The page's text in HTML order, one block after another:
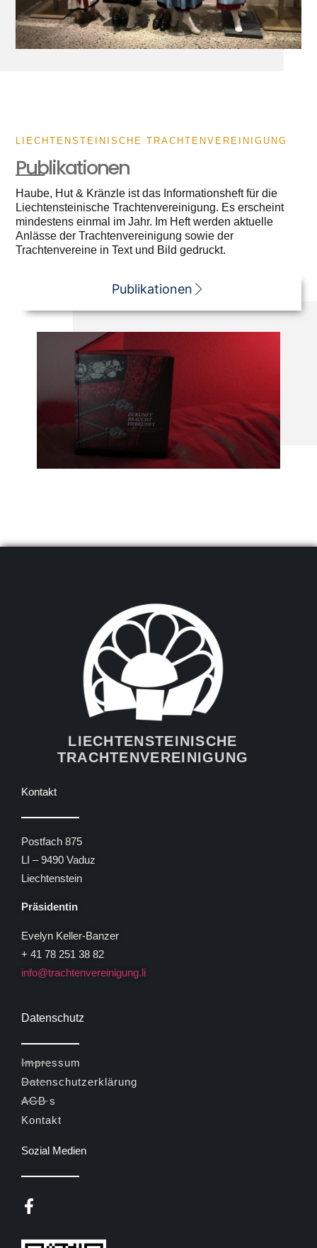
LIECHTENSTEINISCHE TRACHTENVEREINIGUNG
Publikationen
Haube, Hut & Kränzle ist das Informationsheft für die
Liechtensteinische Trachtenvereinigung. Es erscheint
mindestens einmal im Jahr. Im Heft werden aktuelle
Anlässe der Trachtenvereinigung sowie der
Trachtenvereine in Text und Bild gedruckt.
Publikationen
LIECHTENSTEINISCHE
TRACHTENVEREINIGUNG
Kontakt
Postfach 875
LI – 9490 Vaduz
Liechtenstein
Präsidentin
Evelyn Keller-Banzer
+ 41 78 251 38 82
info@trachtenvereinigung.li
Datenschutz
Impressum
Datenschutzerklärung
AGB s
Kontakt
Sozial Medien